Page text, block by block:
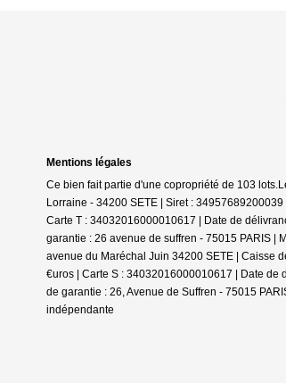
Mentions légales
Ce bien fait partie d'une copropriété de 103
Lorraine - 34200 SETE | Siret :
Carte T : 34032016000010617 | Date de
garantie : 26 avenue de suffren - 75015 PARIS |
avenue du Maréchal Juin 34200 SETE | Caisse
€uros | Carte S : 34032016000010617 | Date de
de garantie : 26, Avenue de Suffren - 75015
indépendante